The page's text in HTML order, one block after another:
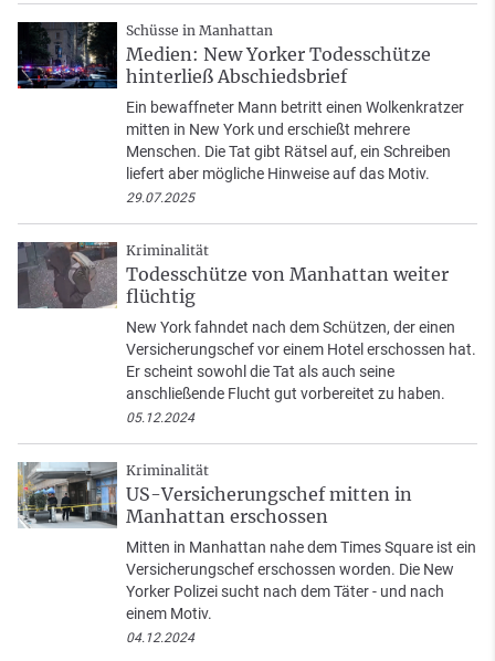
Schüsse in Manhattan
Medien: New Yorker Todesschütze
hinterließ Abschiedsbrief
Ein bewaffneter Mann betritt einen Wolkenkratzer
mitten in New York und erschießt mehrere
Menschen. Die Tat gibt Rätsel auf, ein Schreiben
liefert aber mögliche Hinweise auf das Motiv.
29.07.2025
Kriminalität
Todesschütze von Manhattan weiter
flüchtig
New York fahndet nach dem Schützen, der einen
Versicherungschef vor einem Hotel erschossen hat.
Er scheint sowohl die Tat als auch seine
anschließende Flucht gut vorbereitet zu haben.
05.12.2024
Kriminalität
US-Versicherungschef mitten in
Manhattan erschossen
Mitten in Manhattan nahe dem Times Square ist ein
Versicherungschef erschossen worden. Die New
Yorker Polizei sucht nach dem Täter - und nach
einem Motiv.
04.12.2024